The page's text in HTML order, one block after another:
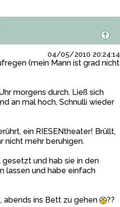
04/05/2010 20:24:14
(mein Mann ist grad nicht
morgens durch. Ließ sich
an mal hoch, Schnulli wieder
ein RIESENtheater! Brüllt,
nicht mehr beruhigen.
und hab sie in den
lassen und habe einfach
abends ins Bett zu gehen
??